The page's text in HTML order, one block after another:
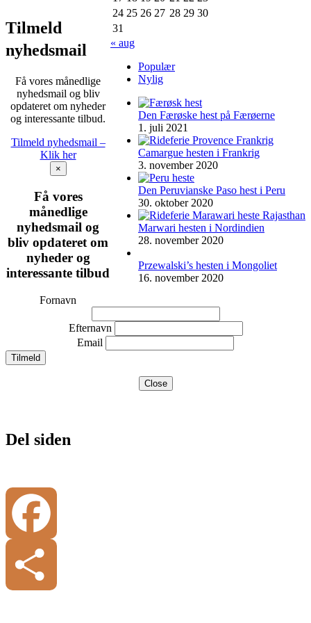
24 25 26 27 28 29 30
31
« aug
Populær
Nylig
Den Færøske hest på Færøerne
1. juli 2021
Camargue hesten i Frankrig
3. november 2020
Den Peruvianske Paso hest i Peru
30. oktober 2020
Marwari hesten i Nordindien
28. november 2020
Przewalski’s hesten i Mongoliet
16. november 2020
Tilmeld
nyhedsmail
Få vores månedlige
nyhedsmail og bliv
opdateret om nyheder
og interessante tilbud.
Tilmeld nyhedsmail –
Klik her
×
Få vores
månedlige
nyhedsmail og
bliv opdateret om
nyheder og
interessante tilbud
Fornavn
Efternavn
Email
Close
Del siden
Facebook